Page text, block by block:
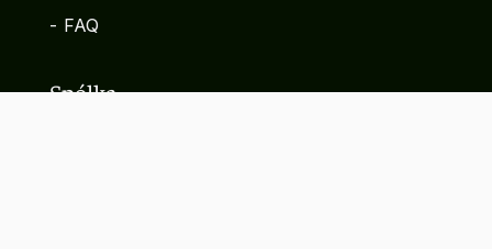
- FAQ
Spółka